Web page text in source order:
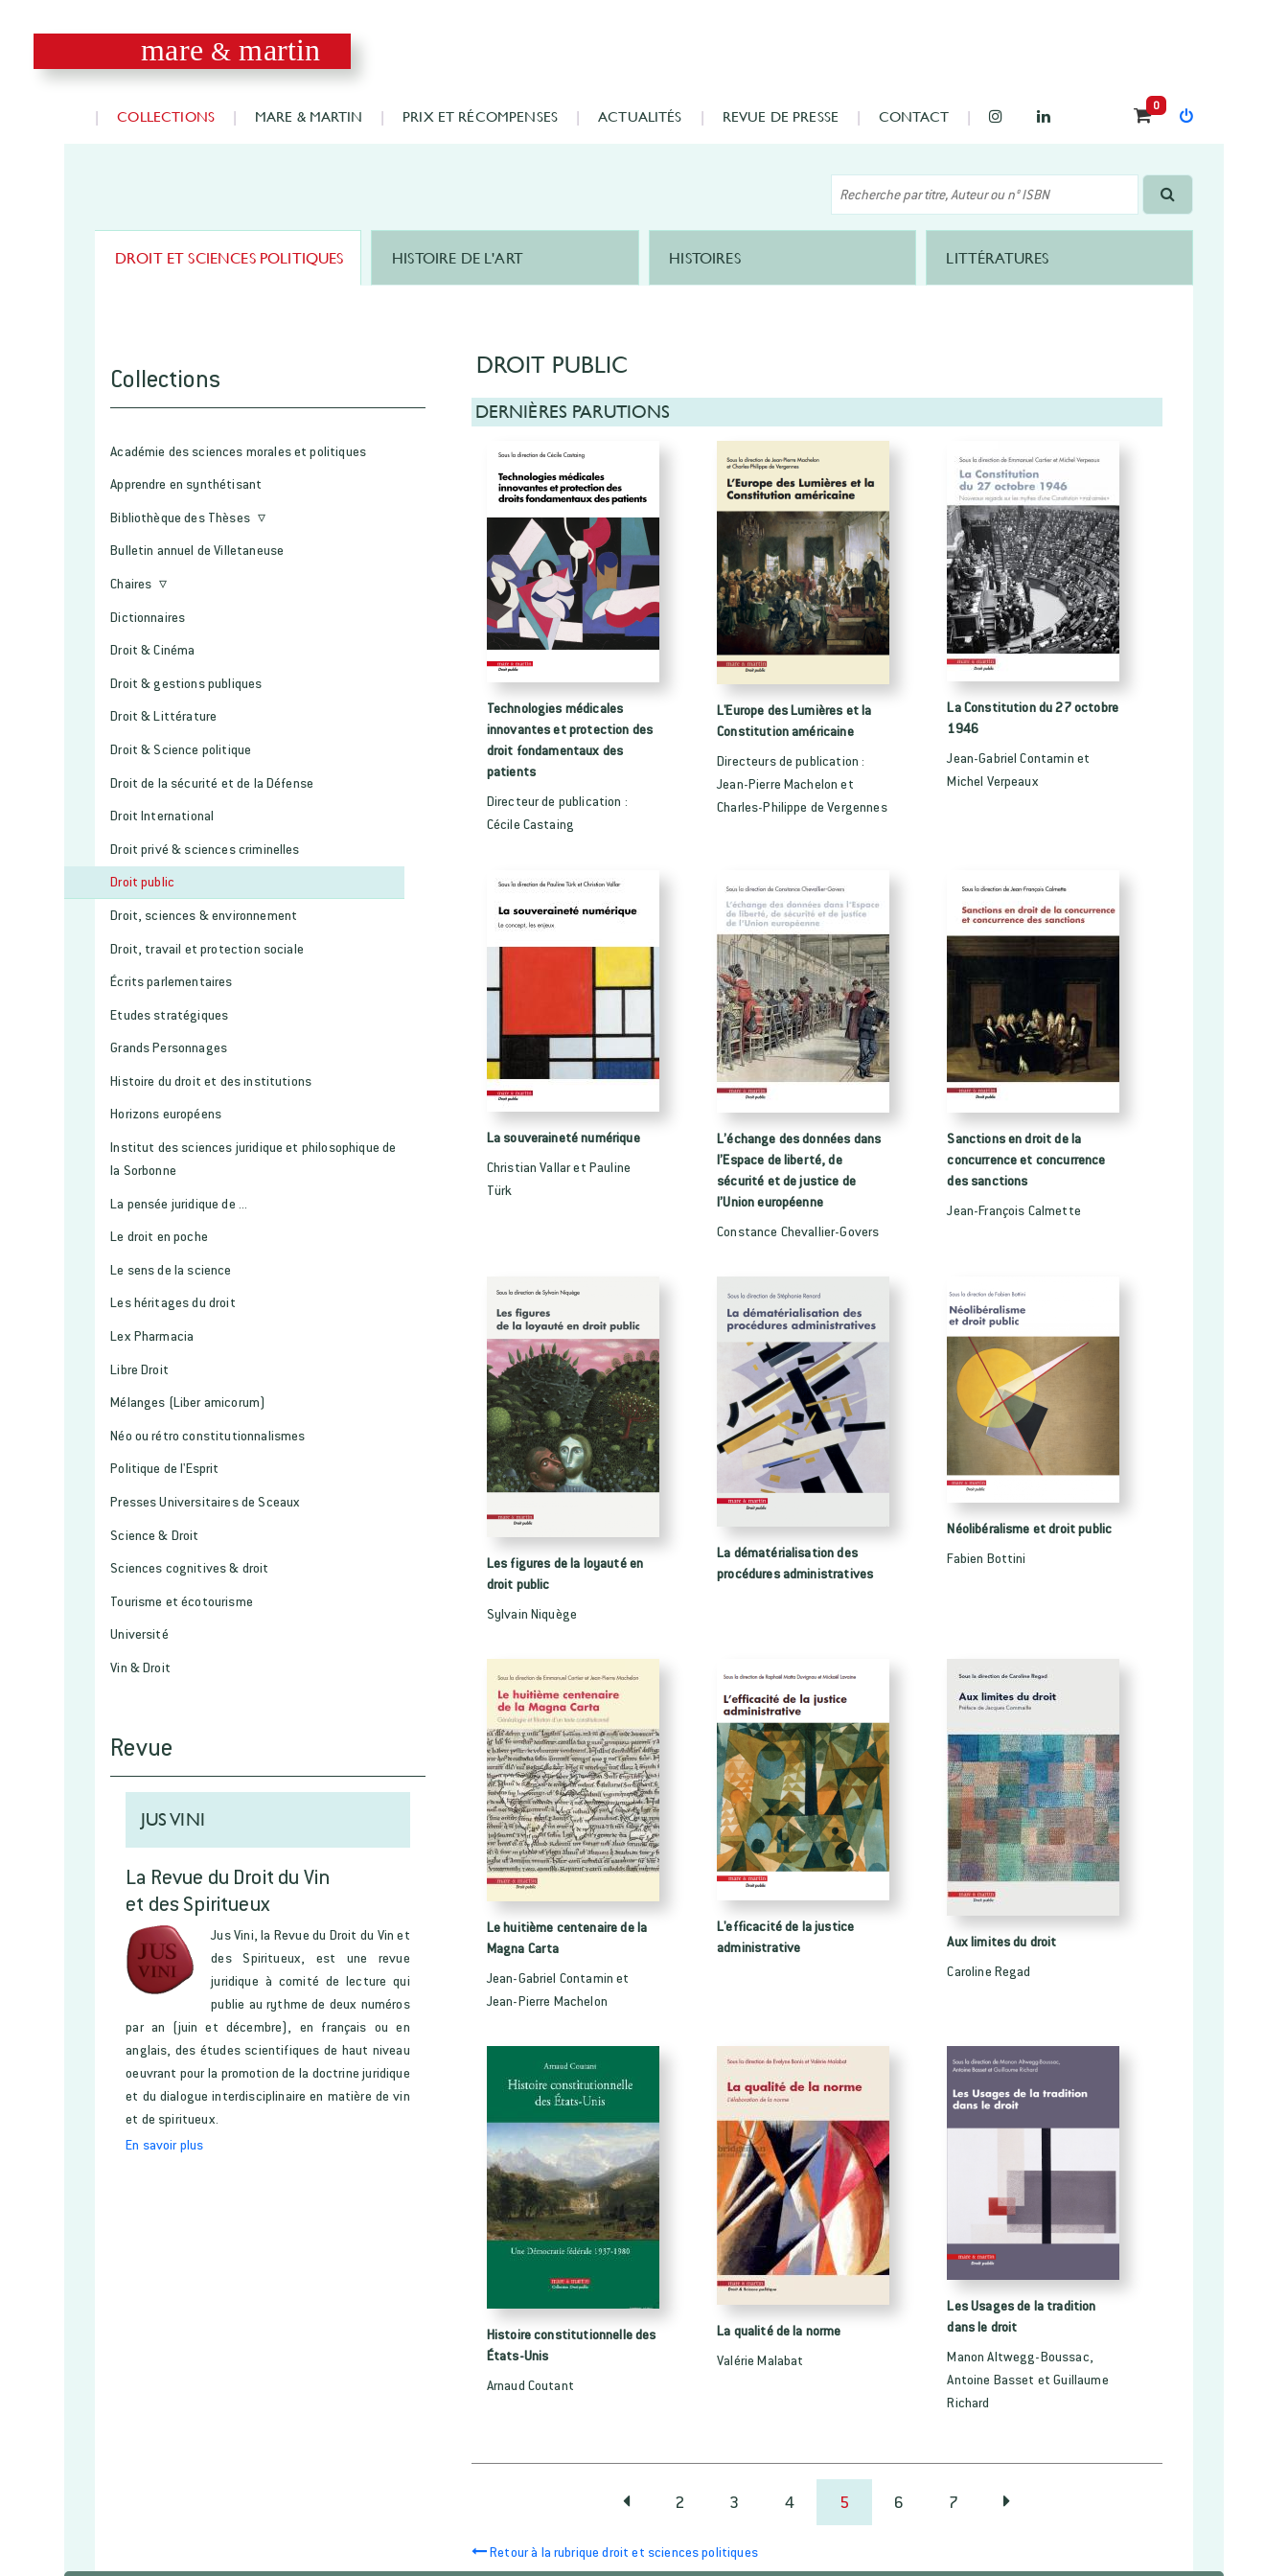
mare & martin
COLLECTIONS MARE & MARTIN PRIX ET RÉCOMPENSES ACTUALITÉS REVUE DE PRESSE CONTACT
0
DROIT ET SCIENCES POLITIQUES HISTOIRE DE L'ART HISTOIRES LITTÉRATURES
Collections
Académie des sciences morales et politiques
Apprendre en synthétisant
Bibliothèque des Thèses
Bulletin annuel de Villetaneuse
Chaires
Dictionnaires
Droit & Cinéma
Droit & gestions publiques
Droit & Littérature
Droit & Science politique
Droit de la sécurité et de la Défense
Droit International
Droit privé & sciences criminelles
Droit public
Droit, sciences & environnement
Droit, travail et protection sociale
Écrits parlementaires
Etudes stratégiques
Grands Personnages
Histoire du droit et des institutions
Horizons européens
Institut des sciences juridique et philosophique de
la Sorbonne
La pensée juridique de ...
Le droit en poche
Le sens de la science
Les héritages du droit
Lex Pharmacia
Libre Droit
Mélanges (Liber amicorum)
Néo ou rétro constitutionnalismes
Politique de l'Esprit
Presses Universitaires de Sceaux
Science & Droit
Sciences cognitives & droit
Tourisme et écotourisme
Université
Vin & Droit
Revue
JUS VINI
La Revue du Droit du Vin
et des Spiritueux
Jus Vini, la Revue du Droit du Vin et
des Spiritueux, est une revue
juridique à comité de lecture qui
publie au rythme de deux numéros
par an (juin et décembre), en français ou en
anglais, des études scientifiques de haut niveau
oeuvrant pour la promotion de la doctrine juridique
et du dialogue interdisciplinaire en matière de vin
et de spiritueux.
En savoir plus
DROIT PUBLIC
DERNIÈRES PARUTIONS
Technologies médicales
innovantes et protection des
droit fondamentaux des
patients
Directeur de publication :
Cécile Castaing
L'Europe des Lumières et la
Constitution américaine
Directeurs de publication :
Jean-Pierre Machelon et
Charles-Philippe de Vergennes
La Constitution du 27 octobre
1946
Jean-Gabriel Contamin et
Michel Verpeaux
La souveraineté numérique
Christian Vallar et Pauline
Türk
L’échange des données dans
l’Espace de liberté, de
sécurité et de justice de
l’Union européenne
Constance Chevallier-Govers
Sanctions en droit de la
concurrence et concurrence
des sanctions
Jean-François Calmette
Les figures de la loyauté en
droit public
Sylvain Niquège
La dématérialisation des
procédures administratives
Néolibéralisme et droit public
Fabien Bottini
Le huitième centenaire de la
Magna Carta
Jean-Gabriel Contamin et
Jean-Pierre Machelon
L'efficacité de la justice
administrative
Aux limites du droit
Caroline Regad
Histoire constitutionnelle des
États-Unis
Arnaud Coutant
La qualité de la norme
Valérie Malabat
Les Usages de la tradition
dans le droit
Manon Altwegg-Boussac,
Antoine Basset et Guillaume
Richard
2 3 4 5 6 7
Retour à la rubrique droit et sciences politiques